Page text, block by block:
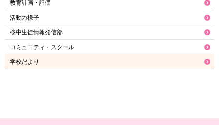
教育計画・評価
活動の様子
桜中生徒情報発信部
コミュニティ・スクール
学校だより